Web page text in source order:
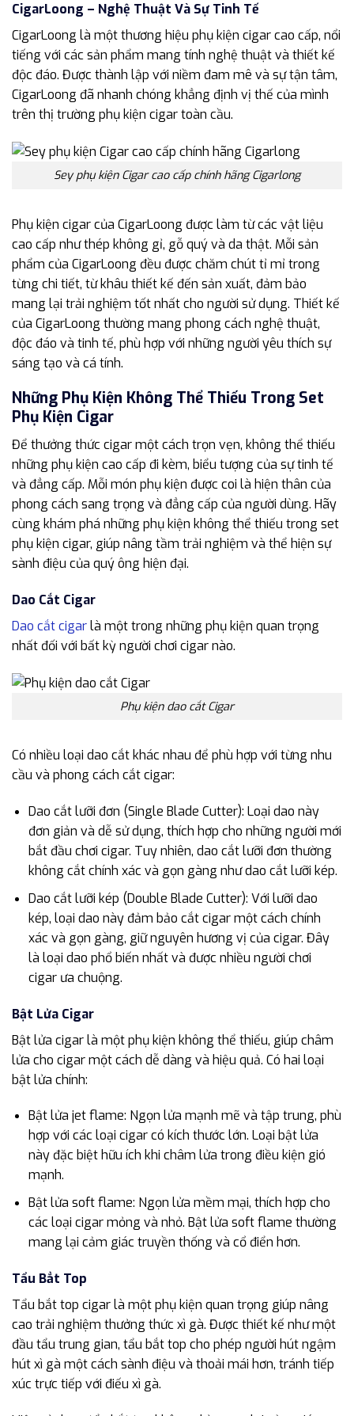
CigarLoong – Nghệ Thuật Và Sự Tinh Tế
CigarLoong là một thương hiệu phụ kiện cigar cao cấp, nổi
tiếng với các sản phẩm mang tính nghệ thuật và thiết kế
độc đáo. Được thành lập với niềm đam mê và sự tận tâm,
CigarLoong đã nhanh chóng khẳng định vị thế của mình
trên thị trường phụ kiện cigar toàn cầu.
Sey phụ kiện Cigar cao cấp chính hãng Cigarlong
Phụ kiện cigar của CigarLoong được làm từ các vật liệu
cao cấp như thép không gỉ, gỗ quý và da thật. Mỗi sản
phẩm của CigarLoong đều được chăm chút tỉ mỉ trong
từng chi tiết, từ khâu thiết kế đến sản xuất, đảm bảo
mang lại trải nghiệm tốt nhất cho người sử dụng. Thiết kế
của CigarLoong thường mang phong cách nghệ thuật,
độc đáo và tinh tế, phù hợp với những người yêu thích sự
sáng tạo và cá tính.
Những Phụ Kiện Không Thể Thiếu Trong Set
Phụ Kiện Cigar
Để thưởng thức cigar một cách trọn vẹn, không thể thiếu
những phụ kiện cao cấp đi kèm, biểu tượng của sự tinh tế
và đẳng cấp. Mỗi món phụ kiện được coi là hiện thân của
phong cách sang trọng và đẳng cấp của người dùng. Hãy
cùng khám phá những phụ kiện không thể thiếu trong set
phụ kiện cigar, giúp nâng tầm trải nghiệm và thể hiện sự
sành điệu của quý ông hiện đại.
Dao Cắt Cigar
Dao cắt cigarlà một trong những phụ kiện quan trọng
nhất đối với bất kỳ người chơi cigar nào.
Phụ kiện dao cắt Cigar
Có nhiều loại dao cắt khác nhau để phù hợp với từng nhu
cầu và phong cách cắt cigar:
Dao cắt lưỡi đơn (Single Blade Cutter): Loại dao này
đơn giản và dễ sử dụng, thích hợp cho những người mới
bắt đầu chơi cigar. Tuy nhiên, dao cắt lưỡi đơn thường
không cắt chính xác và gọn gàng như dao cắt lưỡi kép.
Dao cắt lưỡi kép (Double Blade Cutter): Với lưỡi dao
kép, loại dao này đảm bảo cắt cigar một cách chính
xác và gọn gàng, giữ nguyên hương vị của cigar. Đây
là loại dao phổ biến nhất và được nhiều người chơi
cigar ưa chuộng.
Bật Lửa Cigar
Bật lửa cigar là một phụ kiện không thể thiếu, giúp châm
lửa cho cigar một cách dễ dàng và hiệu quả. Có hai loại
bật lửa chính:
Bật lửa jet flame: Ngọn lửa mạnh mẽ và tập trung, phù
hợp với các loại cigar có kích thước lớn. Loại bật lửa
này đặc biệt hữu ích khi châm lửa trong điều kiện gió
mạnh.
Bật lửa soft flame: Ngọn lửa mềm mại, thích hợp cho
các loại cigar mỏng và nhỏ. Bật lửa soft flame thường
mang lại cảm giác truyền thống và cổ điển hơn.
Tẩu Bẳt Top
Tẩu bắt top cigar là một phụ kiện quan trọng giúp nâng
cao trải nghiệm thưởng thức xì gà. Được thiết kế như một
đầu tẩu trung gian, tẩu bắt top cho phép người hút ngậm
hút xì gà một cách sành điệu và thoải mái hơn, tránh tiếp
xúc trực tiếp với điếu xì gà.